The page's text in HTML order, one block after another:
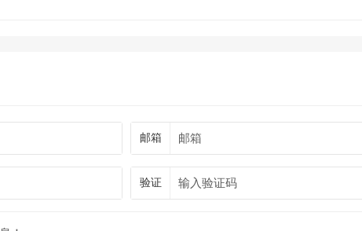
邮箱
验证